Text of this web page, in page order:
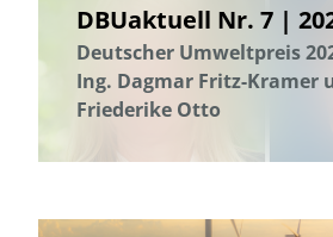
DBUaktuell Nr. 7 |
Deutscher Umweltpreis
Ing. Dagmar Fritz-Kramer
Friederike Otto